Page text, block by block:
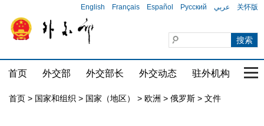
English Français Español Русский عربي 关怀版
首页 外交部 外交部长 外交动态 驻外机构 国
首页 > 国家和组织 > 国家（地区） > 欧洲 > 俄罗斯 > 文件